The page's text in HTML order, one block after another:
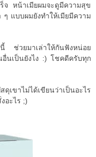
จ หน้าเมียผมจะดูมีความสุข
ๆ แบบผมยังทำให้เมียมีความ
นี้ ช่วยมาเล่าให้กันฟังหน่อย
อื่นเป็นยังไง :) โชคดีครับทุก
ขาไม่ได้เขียนว่าเป็นอะไร
อะไร ;)